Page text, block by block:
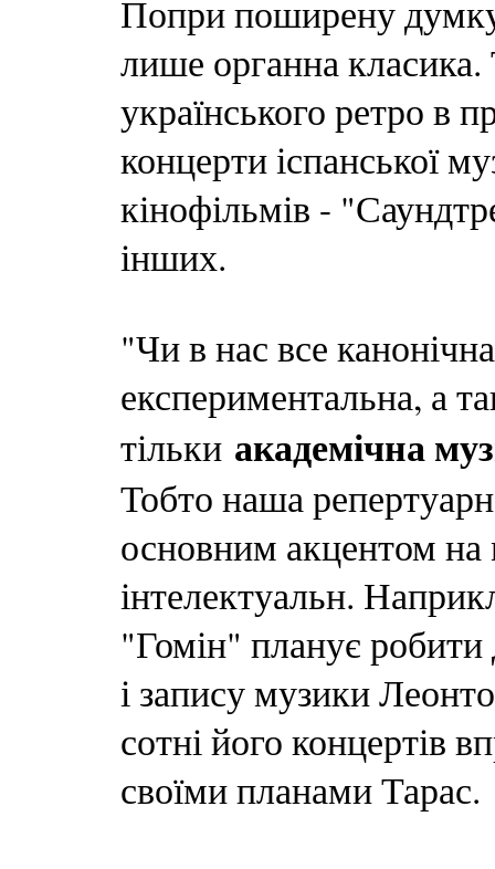
Попри поширену
лише органна класика.
українського ретро в
концерти іспанської
кінофільмів -
інших.
"Чи в нас все
експериментальна, а
тільки академічна
Тобто наша
основним акцентом на
інтелектуальн.
"Гомін" планує робити
і запису музики
сотні його концертів
своїми планами Тарас.